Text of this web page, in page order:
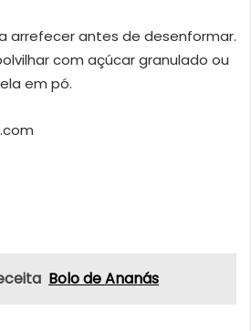
arrefecer antes de desenformar.
com açúcar granulado ou
em pó.
Bolo de Ananás